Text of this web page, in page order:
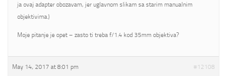
ja ovaj adapter obozavam, jer uglavnom slikam sa starim manualnim
objektivima.)
Moje pitanje je opet – zasto ti treba f/1.4 kod 35mm objektiva?
May 14, 2017 at 8:01 pm #12108